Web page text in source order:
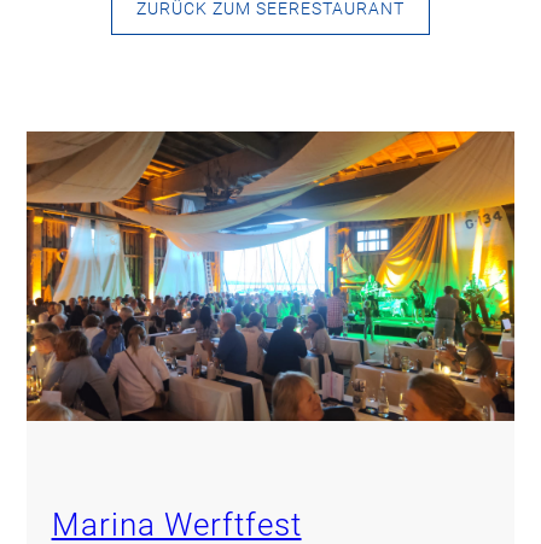
ZURÜCK ZUM SEERESTAURANT
Marina Werftfest